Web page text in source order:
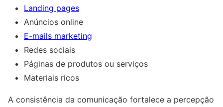
Landing pages
Anúncios online
E-mails marketing
Redes sociais
Páginas de produtos ou serviços
Materiais ricos
A consistência da comunicação fortalece a percepção